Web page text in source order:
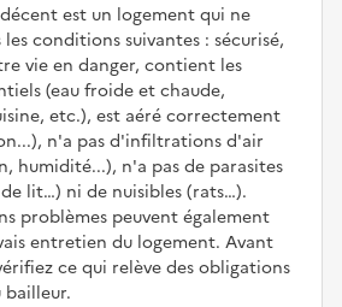
est un logement qui ne
conditions suivantes : sécurisé,
vie en danger, contient les
(eau froide et chaude,
etc.), est aéré correctement
n'a pas d'infiltrations d'air
humidité...), n'a pas de parasites
lit…) ni de nuisibles (rats…).
problèmes peuvent également
entretien du logement. Avant
ce qui relève des obligations